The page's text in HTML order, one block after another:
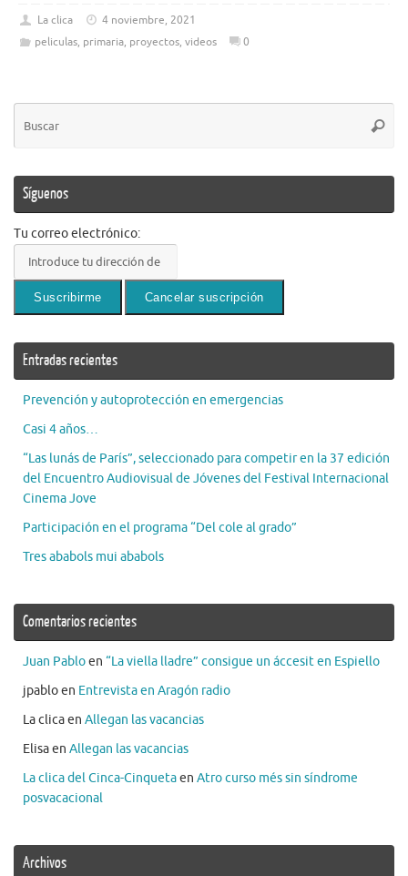
La clica
4 noviembre, 2021
peliculas, primaria, proyectos, videos 0
Síguenos
Tu correo electrónico:
Entradas recientes
Prevención y autoprotección en emergencias
Casi 4 años…
“Las lunás de París”, seleccionado para competir en la 37 edición
del Encuentro Audiovisual de Jóvenes del Festival Internacional
Cinema Jove
Participación en el programa “Del cole al grado”
Tres ababols mui ababols
Comentarios recientes
Juan Pabloen “La viella lladre” consigue un áccesit en Espiello
jpabloen Entrevista en Aragón radio
La clicaen Allegan las vacancias
Elisaen Allegan las vacancias
La clica del Cinca-Cinquetaen Atro curso més sin síndrome
posvacacional
Archivos